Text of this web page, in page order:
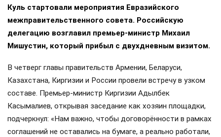
Куль стартовали мероприятия Евразийского
межправительственного совета. Российскую
делегацию возглавил премьер-министр Михаил
Мишустин, который прибыл с двухдневным визитом.
В четверг главы правительств Армении, Беларуси,
Казахстана, Киргизии и России провели встречу в узком
составе. Премьер-министр Киргизии Адылбек
Касымалиев, открывая заседание как хозяин площадки,
подчеркнул: «Нам важно, чтобы договорённости в рамках
соглашений не оставались на бумаге, а реально работали,